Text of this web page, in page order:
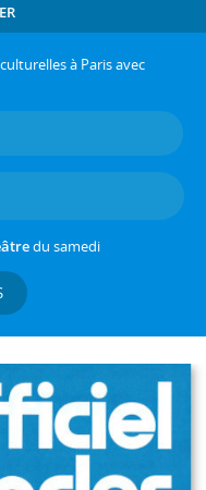
à Paris avec
du samedi